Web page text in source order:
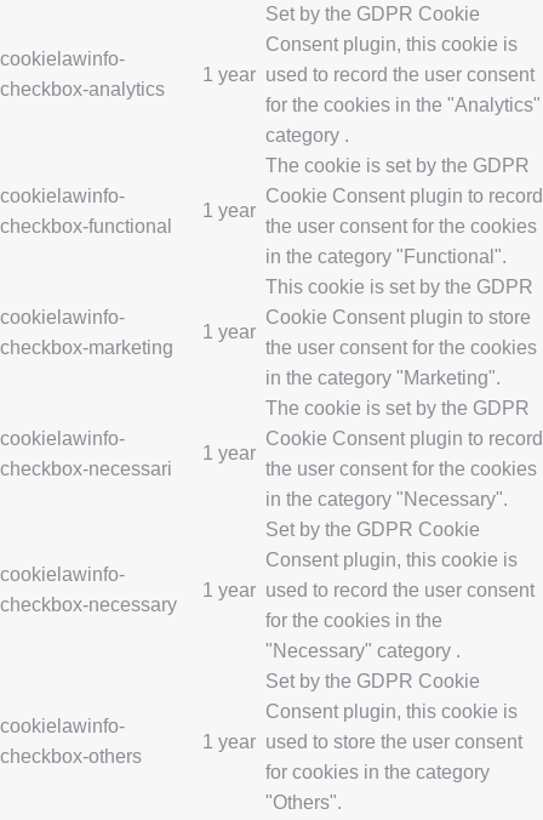
cookielawinfo-
checkbox-analytics
1 year
Set by the GDPR Cookie
Consent plugin, this cookie is
used to record the user consent
for the cookies in the "Analytics"
category .
cookielawinfo-
checkbox-functional
1 year
The cookie is set by the GDPR
Cookie Consent plugin to record
the user consent for the cookies
in the category "Functional".
cookielawinfo-
checkbox-marketing
1 year
This cookie is set by the GDPR
Cookie Consent plugin to store
the user consent for the cookies
in the category "Marketing".
cookielawinfo-
checkbox-necessari
1 year
The cookie is set by the GDPR
Cookie Consent plugin to record
the user consent for the cookies
in the category "Necessary".
cookielawinfo-
checkbox-necessary
1 year
Set by the GDPR Cookie
Consent plugin, this cookie is
used to record the user consent
for the cookies in the
"Necessary" category .
cookielawinfo-
checkbox-others
1 year
Set by the GDPR Cookie
Consent plugin, this cookie is
used to store the user consent
for cookies in the category
"Others".